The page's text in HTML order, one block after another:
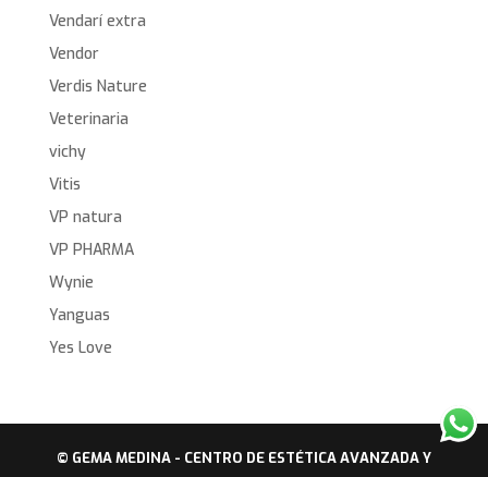
Vendarí extra
Vendor
Verdis Nature
Veterinaria
vichy
Vitis
VP natura
VP PHARMA
Wynie
Yanguas
Yes Love
© GEMA MEDINA - CENTRO DE ESTÉTICA AVANZADA Y